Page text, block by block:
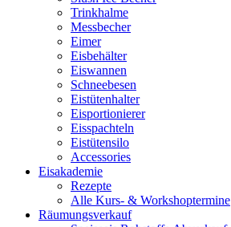
Trinkhalme
Messbecher
Eimer
Eisbehälter
Eiswannen
Schneebesen
Eistütenhalter
Eisportionierer
Eisspachteln
Eistütensilo
Accessories
Eisakademie
Rezepte
Alle Kurs- & Workshoptermine
Räumungsverkauf